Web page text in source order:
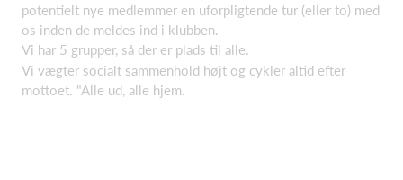
potentielt nye medlemmer en uforpligtende tur (eller to) med
os inden de meldes ind i klubben.
Vi har 5 grupper, så der er plads til alle.
Vi vægter socialt sammenhold højt og cykler altid efter
mottoet. "Alle ud, alle hjem.